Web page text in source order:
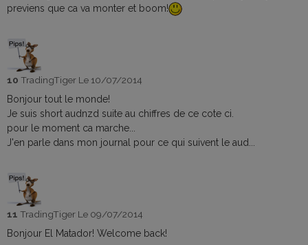
previens que ca va monter et boom!
10 TradingTiger Le 10/07/2014
Bonjour tout le monde!
Je suis short audnzd suite au chiffres de ce cote ci.
pour le moment ca marche...
J'en parle dans mon journal pour ce qui suivent le aud...
11 TradingTiger Le 09/07/2014
Bonjour El Matador! Welcome back!